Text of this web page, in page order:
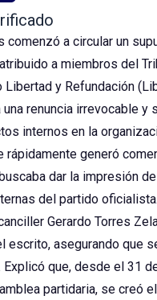
comenzó a circular un
a miembros del
Libertad y Refundación
renuncia irrevocable y
internos en la
rápidamente generó
dar la impresión
del partido
Gerardo Torres
escrito, asegurando que
que, desde el 31
partidaria, se creó